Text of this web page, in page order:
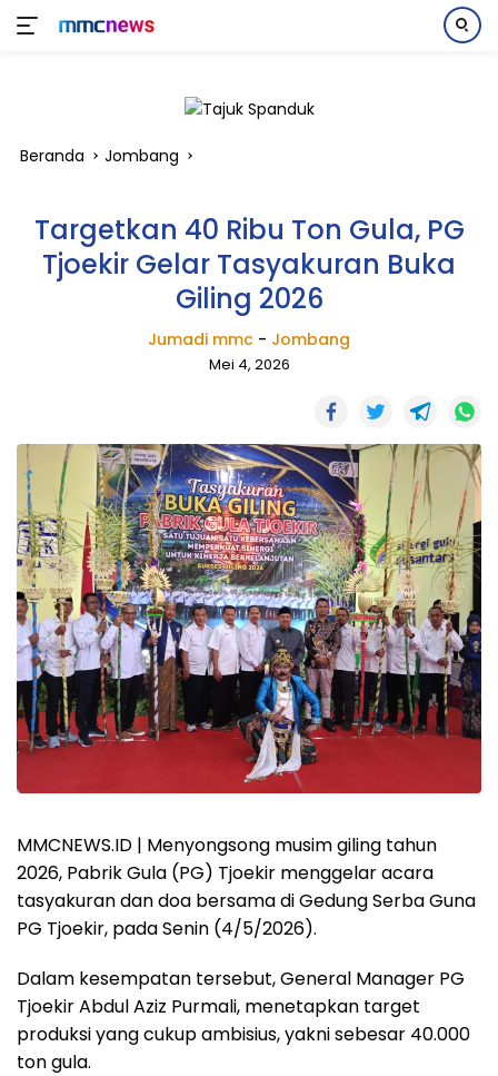
Beranda Jombang
Targetkan 40 Ribu Ton Gula, PG
Tjoekir Gelar Tasyakuran Buka
Giling 2026
Jumadi mmc - Jombang
Mei 4, 2026
MMCNEWS.ID | Menyongsong musim giling tahun
2026, Pabrik Gula (PG) Tjoekir menggelar acara
tasyakuran dan doa bersama di Gedung Serba Guna
PG Tjoekir, pada Senin (4/5/2026).
Dalam kesempatan tersebut, General Manager PG
Tjoekir Abdul Aziz Purmali, menetapkan target
produksi yang cukup ambisius, yakni sebesar 40.000
ton gula.